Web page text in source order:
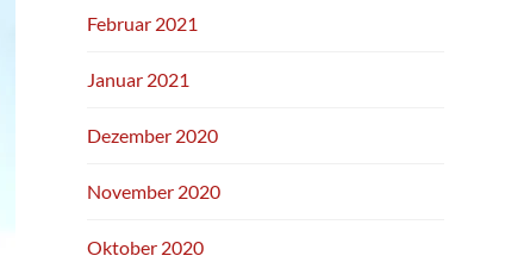
Februar 2021
Januar 2021
Dezember 2020
November 2020
Oktober 2020